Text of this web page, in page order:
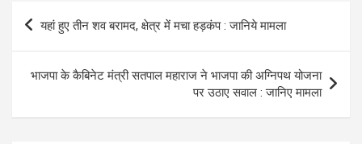
Post
navigation
यहां हुए तीन शव बरामद, क्षेत्र में मचा हड़कंप : जानिये मामला
भाजपा के कैबिनेट मंत्री सतपाल महाराज ने भाजपा की अग्निपथ योजना
पर उठाए सवाल : जानिए मामला